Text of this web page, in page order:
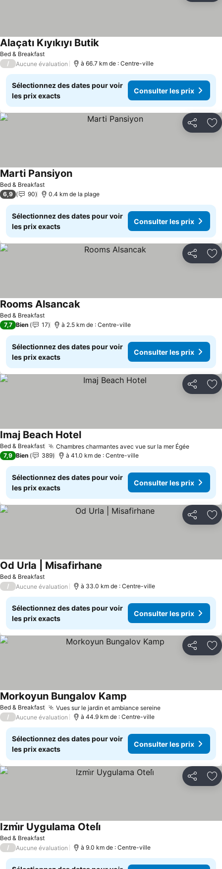
Bed & Breakfast
Alaçatı Kıyıkıyı Butik
/ Aucune évaluation à 66.7 km de : Centre-ville
Sélectionnez des dates pour voir
les prix exacts
Consulter les prix
Partager
Bed & Breakfast
Marti Pansiyon
6,9 90 0.4 km de la plage
Sélectionnez des dates pour voir
les prix exacts
Consulter les prix
Partager
Bed & Breakfast
Rooms Alsancak
7,7 Bien 17 à 2.5 km de : Centre-ville
Sélectionnez des dates pour voir
les prix exacts
Consulter les prix
Partager
Bed & Breakfast Chambres charmantes avec vue sur la mer Égée
Imaj Beach Hotel
7,9 Bien 389 à 41.0 km de : Centre-ville
Sélectionnez des dates pour voir
les prix exacts
Consulter les prix
Partager
Bed & Breakfast
Od Urla | Misafirhane
/ Aucune évaluation à 33.0 km de : Centre-ville
Sélectionnez des dates pour voir
les prix exacts
Consulter les prix
Partager
Bed & Breakfast Vues sur le jardin et ambiance sereine
Morkoyun Bungalov Kamp
/ Aucune évaluation à 44.9 km de : Centre-ville
Sélectionnez des dates pour voir
les prix exacts
Consulter les prix
Partager
Bed & Breakfast
Izmi̇r Uygulama Oteli̇
/ Aucune évaluation à 9.0 km de : Centre-ville